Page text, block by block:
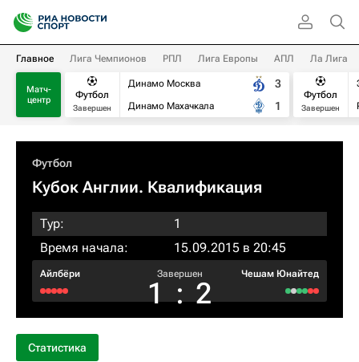
Главное Лига Чемпионов РПЛ Лига Европы АПЛ Ла Лига
Матч-
центр
Футбол
Завершен
Динамо Москва
Динамо Махачкала
3
1
Футбол
Завершен
Футбол
Кубок Англии. Квалификация
Тур:
1
Время начала:
15.09.2015 в 20:45
Айлбёри Завершен
1 : 2
Чешам Юнайтед
Статистика